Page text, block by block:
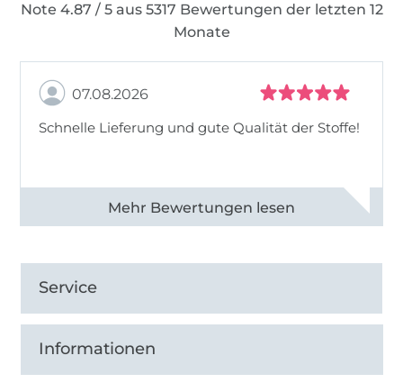
Note 4.87 / 5 aus 5317 Bewertungen der letzten 12
Monate
07.08.2026
Schnelle Lieferung und gute Qualität der Stoffe!
Alle 82990 Bewertungen ansehen
Service
Informationen